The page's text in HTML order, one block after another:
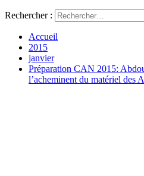
Rechercher :
Accueil
2015
janvier
Préparation CAN 2015:
l’acheminent du matériel des